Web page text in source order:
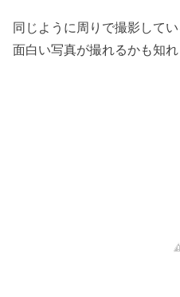
同じように周りで撮影して
面白い写真が撮れるかも知れ